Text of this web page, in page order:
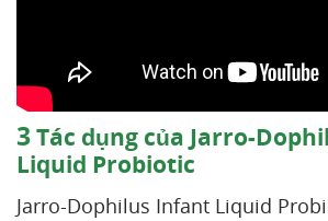
3Tác dụng của Jarro-
Liquid Probiotic
Jarro-Dophilus Infant Liquid